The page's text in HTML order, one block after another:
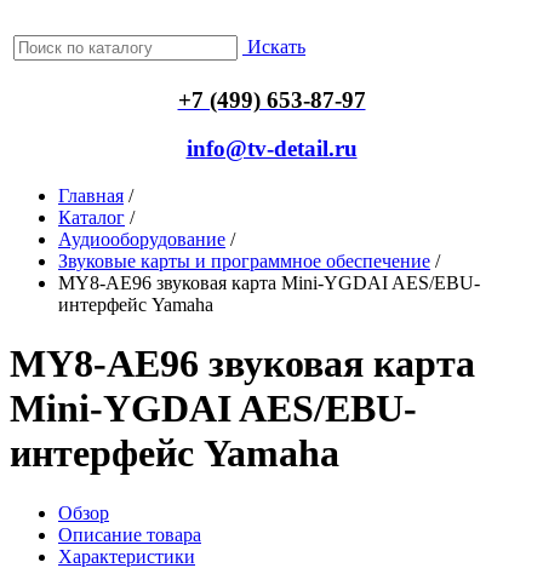
Искать
+7 (499) 653-87-97
info@tv-detail.ru
Главная /
Каталог /
Аудиооборудование /
Звуковые карты и программное обеспечение /
MY8-AE96 звуковая карта Mini-YGDAI AES/EBU-
интерфейс Yamaha
MY8-AE96 звуковая карта
Mini-YGDAI AES/EBU-
интерфейс Yamaha
Обзор
Описание товара
Характеристики